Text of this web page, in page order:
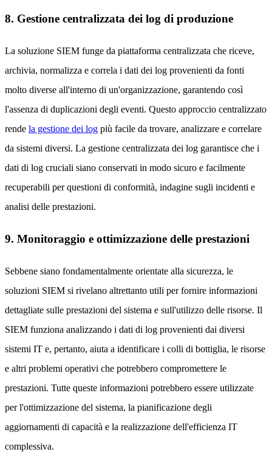
8. Gestione centralizzata dei log di produzione
La soluzione SIEM funge da piattaforma centralizzata che riceve,
archivia, normalizza e correla i dati dei log provenienti da fonti
molto diverse all'interno di un'organizzazione, garantendo così
l'assenza di duplicazioni degli eventi. Questo approccio centralizzato
rende la gestione dei log più facile da trovare, analizzare e correlare
da sistemi diversi. La gestione centralizzata dei log garantisce che i
dati di log cruciali siano conservati in modo sicuro e facilmente
recuperabili per questioni di conformità, indagine sugli incidenti e
analisi delle prestazioni.
9. Monitoraggio e ottimizzazione delle prestazioni
Sebbene siano fondamentalmente orientate alla sicurezza, le
soluzioni SIEM si rivelano altrettanto utili per fornire informazioni
dettagliate sulle prestazioni del sistema e sull'utilizzo delle risorse. Il
SIEM funziona analizzando i dati di log provenienti dai diversi
sistemi IT e, pertanto, aiuta a identificare i colli di bottiglia, le risorse
e altri problemi operativi che potrebbero compromettere le
prestazioni. Tutte queste informazioni potrebbero essere utilizzate
per l'ottimizzazione del sistema, la pianificazione degli
aggiornamenti di capacità e la realizzazione dell'efficienza IT
complessiva.